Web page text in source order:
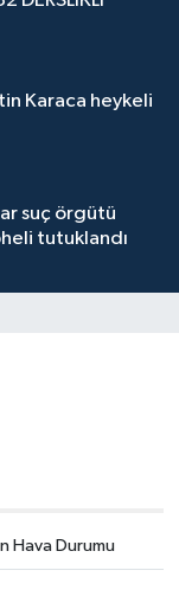
Karaca heykeli
suç örgütü
tutuklandı
Hava Durumu